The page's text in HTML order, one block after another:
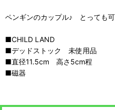
ペンギンのカップル♪ とっても
■CHILD LAND
■デッドストック 未使用品
■直径11.5cm 高さ5cm程
■磁器